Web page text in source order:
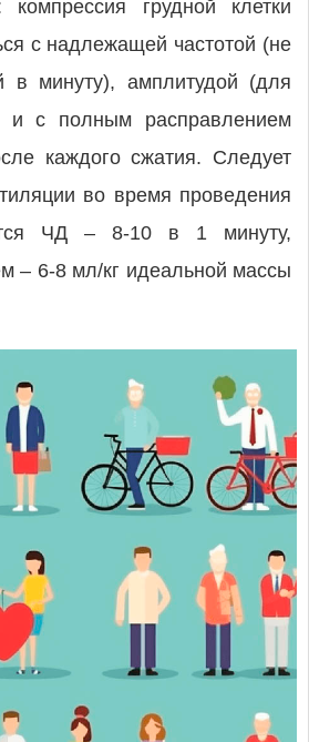
грудной клетки
с надлежащей частотой (не
в минуту), амплитудой (для
и с полным расправлением
каждого сжатия. Следует
во время проведения
ЧД – 8-10 в 1 минуту,
– 6-8 мл/кг идеальной массы